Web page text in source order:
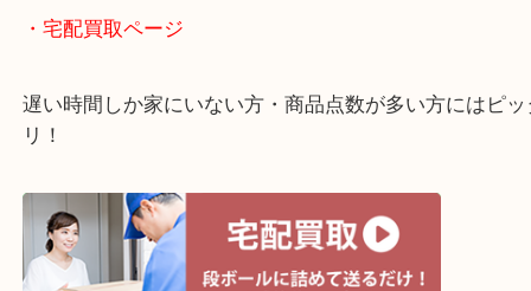
・ライン査定お待ちしています